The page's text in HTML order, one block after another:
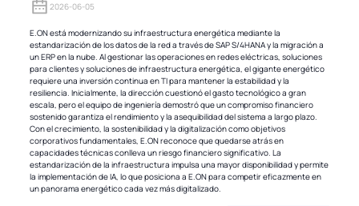
2026-06-05
E.ON está modernizando su infraestructura energética mediante la
estandarización de los datos de la red a través de SAP S/4HANA y la migración a
un ERP en la nube. Al gestionar las operaciones en redes eléctricas, soluciones
para clientes y soluciones de infraestructura energética, el gigante energético
requiere una inversión continua en TI para mantener la estabilidad y la
resiliencia. Inicialmente, la dirección cuestionó el gasto tecnológico a gran
escala, pero el equipo de ingeniería demostró que un compromiso financiero
sostenido garantiza el rendimiento y la asequibilidad del sistema a largo plazo.
Con el crecimiento, la sostenibilidad y la digitalización como objetivos
corporativos fundamentales, E.ON reconoce que quedarse atrás en
capacidades técnicas conlleva un riesgo financiero significativo. La
estandarización de la infraestructura impulsa una mayor disponibilidad y permite
la implementación de IA, lo que posiciona a E.ON para competir eficazmente en
un panorama energético cada vez más digitalizado.